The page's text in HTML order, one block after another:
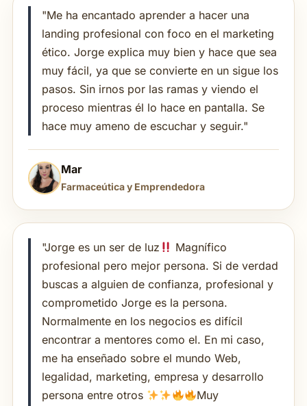
"Me ha encantado aprender a hacer una
landing profesional con foco en el marketing
ético. Jorge explica muy bien y hace que sea
muy fácil, ya que se convierte en un sigue los
pasos. Sin irnos por las ramas y viendo el
proceso mientras él lo hace en pantalla. Se
hace muy ameno de escuchar y seguir."
Mar
Farmaceútica y Emprendedora
"Jorge es un ser de luz
Magnífico
profesional pero mejor persona. Si de verdad
buscas a alguien de confianza, profesional y
comprometido Jorge es la persona.
Normalmente en los negocios es difícil
encontrar a mentores como el. En mi caso,
me ha enseñado sobre el mundo Web,
legalidad, marketing, empresa y desarrollo
persona entre otros
Muy